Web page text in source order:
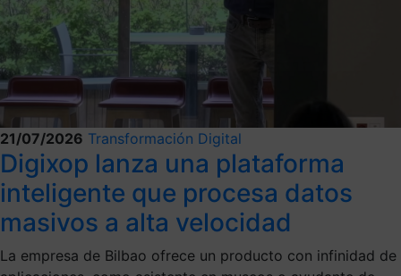
21/07/2026 Transformación Digital
Digixop lanza una plataforma
inteligente que procesa datos
masivos a alta velocidad
La empresa de Bilbao ofrece un producto con infinidad de